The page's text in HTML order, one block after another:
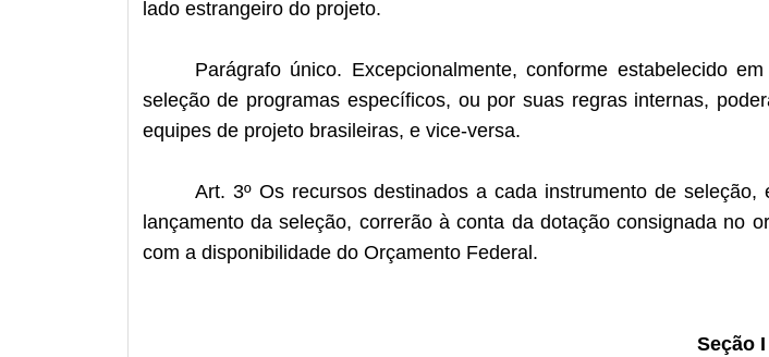
lado estrangeiro do projeto.
Parágrafo único. Excepcionalmente, conforme estabelecido
seleção de programas específicos, ou por suas regras internas,
equipes de projeto brasileiras, e vice-versa.
Art. 3º Os recursos destinados a cada instrumento de
lançamento da seleção, correrão à conta da dotação consignada no
com a disponibilidade do Orçamento Federal.
Seção I